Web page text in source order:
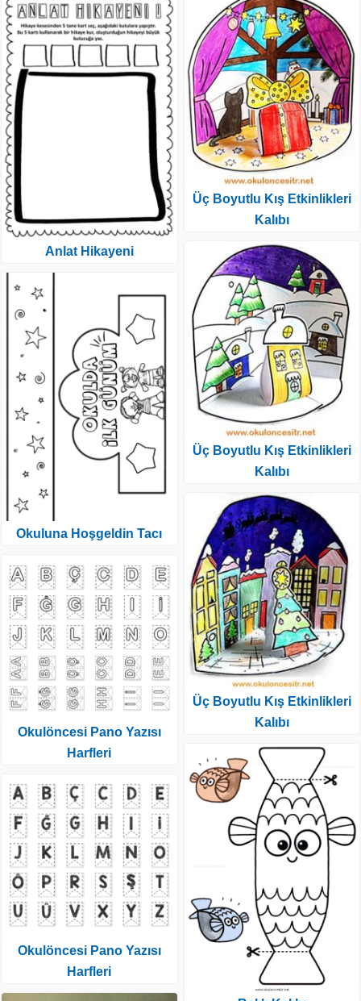
Anlat Hikayeni
Okuluna Hoşgeldin Tacı
Okulöncesi Pano Yazısı
Harfleri
Okulöncesi Pano Yazısı
Harfleri
Üç Boyutlu Kış Etkinlikleri
Kalıbı
Üç Boyutlu Kış Etkinlikleri
Kalıbı
Üç Boyutlu Kış Etkinlikleri
Kalıbı